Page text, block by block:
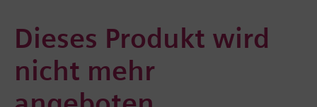
Dieses Produkt wird
nicht mehr